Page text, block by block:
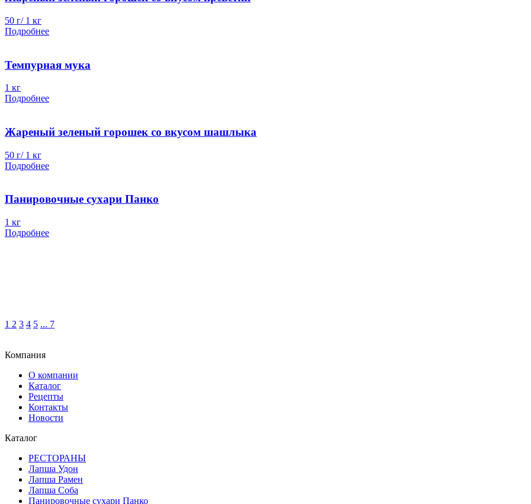
50 г/ 1 кг
Подробнее
Темпурная мука
1 кг
Подробнее
Жареный зеленый горошек со вкусом шашлыка
50 г/ 1 кг
Подробнее
Панировочные сухари Панко
1 кг
Подробнее
1 2 3 4 5 ... 7
Компания
О компании
Каталог
Рецепты
Контакты
Новости
Каталог
РЕСТОРАНЫ
Лапша Удон
Лапша Рамен
Лапша Соба
Панировочные сухари Панко